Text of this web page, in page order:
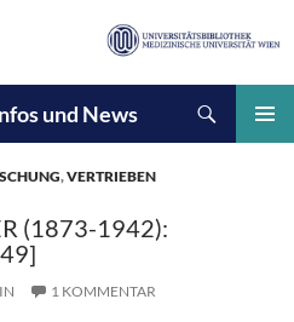
und News
,VERTRIEBEN
(1873-1942):
1 KOMMENTAR